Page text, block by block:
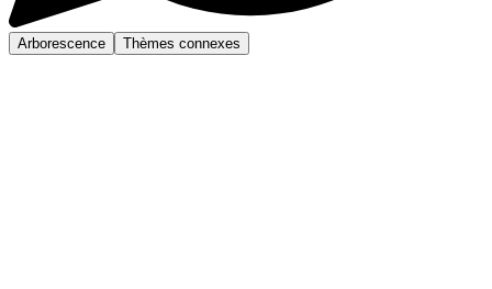
Arborescence Thèmes connexes